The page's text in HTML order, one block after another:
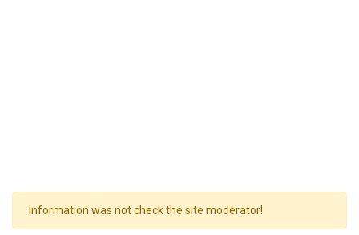
Information was not check the site moderator!